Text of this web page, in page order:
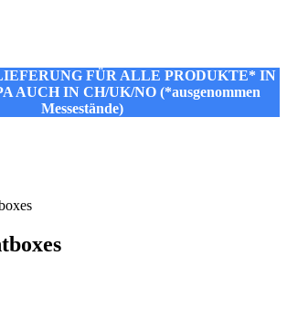
FÜR ALLE PRODUKTE* IN
AUCH IN CH/UK/NO (*ausgenommen
Messestände)